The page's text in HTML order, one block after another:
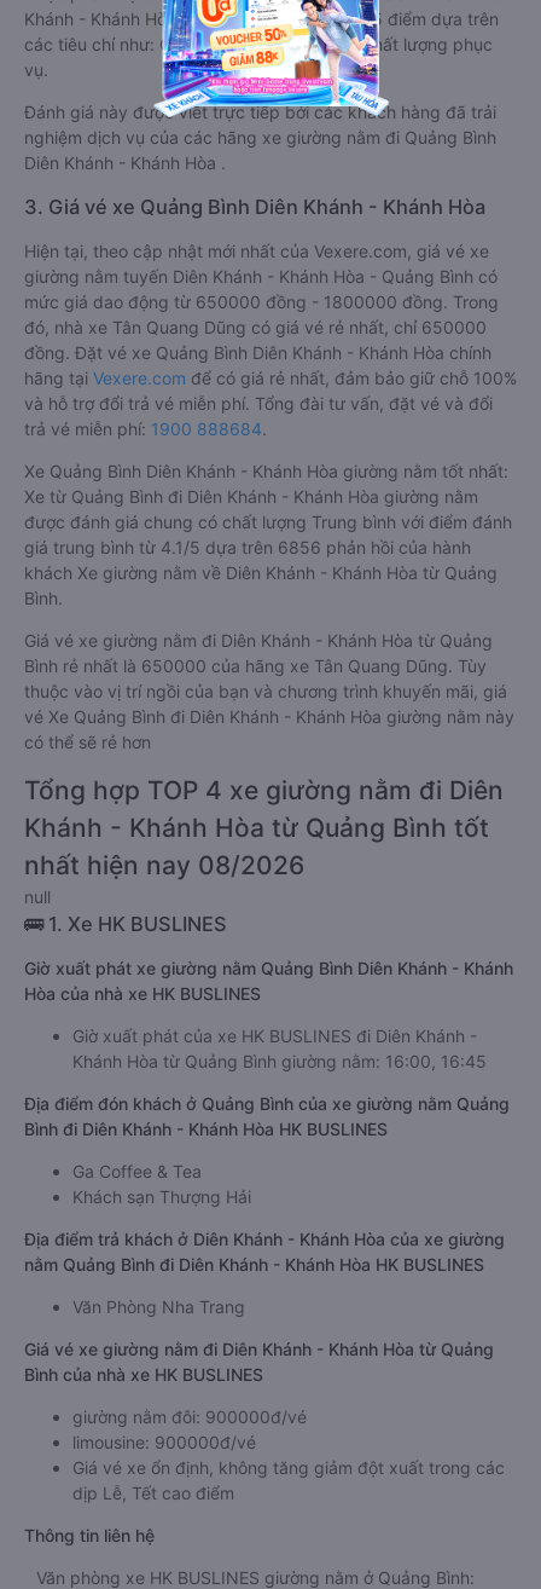
Khánh - Khánh Hòa từ Quảng Bình đạt 4.7 / 5 điểm dựa trên
các tiêu chí như: Chất lượng xe, Đúng giờ, Chất lượng phục
vụ.
Đánh giá này được viết trực tiếp bởi các khách hàng đã trải
nghiệm dịch vụ của các hãng xe giường nằm đi Quảng Bình
Diên Khánh - Khánh Hòa .
3. Giá vé xe Quảng Bình Diên Khánh - Khánh Hòa
Hiện tại, theo cập nhật mới nhất của Vexere.com, giá vé xe
giường nằm tuyến Diên Khánh - Khánh Hòa - Quảng Bình có
mức giá dao động từ 650000 đồng - 1800000 đồng. Trong
đó, nhà xe Tân Quang Dũng có giá vé rẻ nhất, chỉ 650000
đồng. Đặt vé xe Quảng Bình Diên Khánh - Khánh Hòa chính
hãng tại Vexere.com để có giá rẻ nhất, đảm bảo giữ chỗ 100%
và hỗ trợ đổi trả vé miễn phí. Tổng đài tư vấn, đặt vé và đổi
trả vé miễn phí: 1900 888684.
Xe Quảng Bình Diên Khánh - Khánh Hòa giường nằm tốt nhất:
Xe từ Quảng Bình đi Diên Khánh - Khánh Hòa giường nằm
được đánh giá chung có chất lượng Trung bình với điểm đánh
giá trung bình từ 4.1/5 dựa trên 6856 phản hồi của hành
khách Xe giường nằm về Diên Khánh - Khánh Hòa từ Quảng
Bình.
Giá vé xe giường nằm đi Diên Khánh - Khánh Hòa từ Quảng
Bình rẻ nhất là 650000 của hãng xe Tân Quang Dũng. Tùy
thuộc vào vị trí ngồi của bạn và chương trình khuyến mãi, giá
vé Xe Quảng Bình đi Diên Khánh - Khánh Hòa giường nằm này
có thể sẽ rẻ hơn
Tổng hợp TOP 4 xe giường nằm đi Diên
Khánh - Khánh Hòa từ Quảng Bình tốt
nhất hiện nay 08/2026
null
🚌 1. Xe HK BUSLINES
Giờ xuất phát xe giường nằm Quảng Bình Diên Khánh - Khánh
Hòa của nhà xe HK BUSLINES
Giờ xuất phát của xe HK BUSLINES đi Diên Khánh -
Khánh Hòa từ Quảng Bình giường nằm: 16:00, 16:45
Địa điểm đón khách ở Quảng Bình của xe giường nằm Quảng
Bình đi Diên Khánh - Khánh Hòa HK BUSLINES
Ga Coffee & Tea
Khách sạn Thượng Hải
Địa điểm trả khách ở Diên Khánh - Khánh Hòa của xe giường
nằm Quảng Bình đi Diên Khánh - Khánh Hòa HK BUSLINES
Văn Phòng Nha Trang
Giá vé xe giường nằm đi Diên Khánh - Khánh Hòa từ Quảng
Bình của nhà xe HK BUSLINES
giường nằm đôi: 900000đ/vé
limousine: 900000đ/vé
Giá vé xe ổn định, không tăng giảm đột xuất trong các
dịp Lễ, Tết cao điểm
Thông tin liên hệ
Văn phòng xe HK BUSLINES giường nằm ở Quảng Bình: